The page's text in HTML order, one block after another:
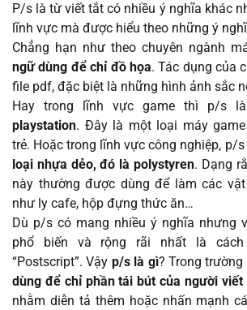
P/s là từ viết tắt có nhiều ý nghĩa khác
lĩnh vực mà được hiểu theo những ý
Chẳng hạn như theo chuyên ngành
ngữ dùng để chỉ đồ họa. Tác dụng của
file pdf, đặc biệt là những hình ảnh sắc
Hay trong lĩnh vực game thì p/s
playstation. Đây là một loại máy
trẻ. Hoặc trong lĩnh vực công nghiệp, p/
loại nhựa dẻo, đó là polystyren. Dạng
này thường được dùng để làm các
như ly cafe, hộp đựng thức ăn…
Dù p/s có mang nhiều ý nghĩa nhưng
phổ biến và rộng rãi nhất là
“Postscript”. Vậy p/s là gì? Trong trường
dùng để chỉ phần tái bút của người
nhằm diễn tả thêm hoặc nhấn mạnh